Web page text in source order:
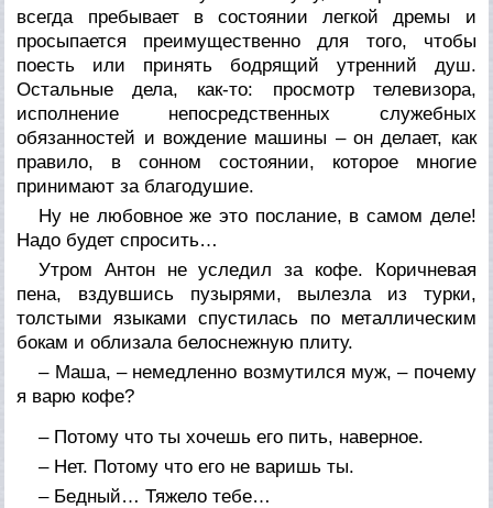
всегда пребывает в состоянии легкой дремы и
просыпается преимущественно для того, чтобы
поесть или принять бодрящий утренний душ.
Остальные дела, как-то: просмотр телевизора,
исполнение непосредственных служебных
обязанностей и вождение машины – он делает, как
правило, в сонном состоянии, которое многие
принимают за благодушие.
Ну не любовное же это послание, в самом деле!
Надо будет спросить…
Утром Антон не уследил за кофе. Коричневая
пена, вздувшись пузырями, вылезла из турки,
толстыми языками спустилась по металлическим
бокам и облизала белоснежную плиту.
– Маша, – немедленно возмутился муж, – почему
я варю кофе?
– Потому что ты хочешь его пить, наверное.
– Нет. Потому что его не варишь ты.
– Бедный… Тяжело тебе…